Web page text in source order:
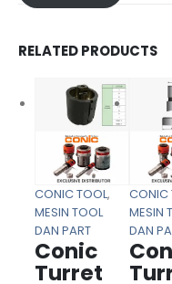
RELATED PRODUCTS
CONIC TOOL,
MESIN TOOL
DAN PART
Conic
Turret
CONIC
MESIN
DAN